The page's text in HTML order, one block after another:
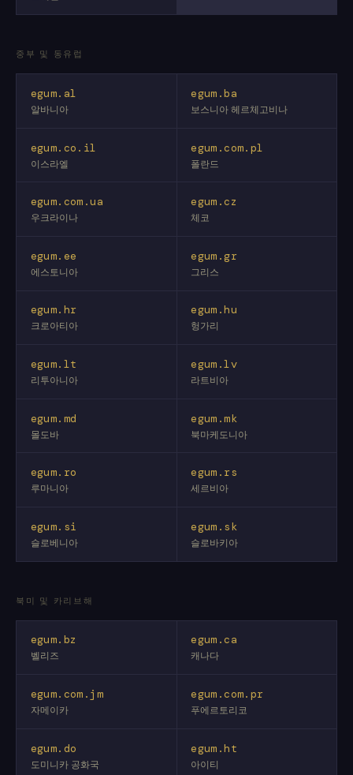
중부 및 동유럽
egum.al
알바니아
egum.ba
보스니아 헤르체고비나
egum.co.il
이스라엘
egum.com.pl
폴란드
egum.com.ua
우크라이나
egum.cz
체코
egum.ee
에스토니아
egum.gr
그리스
egum.hr
크로아티아
egum.hu
헝가리
egum.lt
리투아니아
egum.lv
라트비아
egum.md
몰도바
egum.mk
북마케도니아
egum.ro
루마니아
egum.rs
세르비아
egum.si
슬로베니아
egum.sk
슬로바키아
북미 및 카리브해
egum.bz
벨리즈
egum.ca
캐나다
egum.com.jm
자메이카
egum.com.pr
푸에르토리코
egum.do
도미니카 공화국
egum.ht
아이티